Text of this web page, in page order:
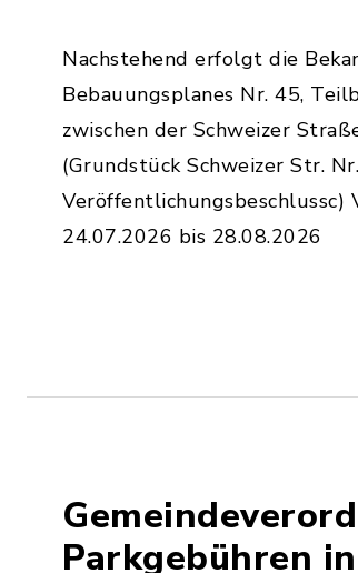
Nachstehend erfolgt die
Bebauungsplanes Nr. 45,
zwischen der Schweizer
(Grundstück Schweizer Str.
24.07.2026 bis 28.08.2026
Parkgebühren